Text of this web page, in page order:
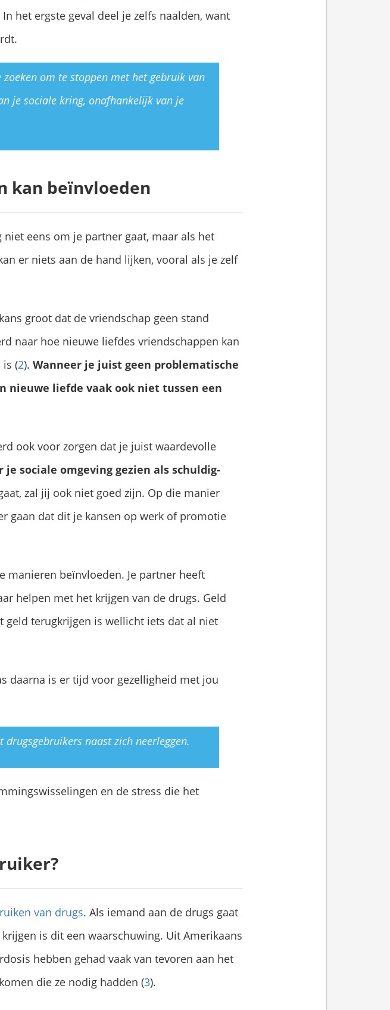
het ergste geval deel je zelfs naalden, want
om te stoppen met het gebruik van
je sociale kring, onafhankelijk van je
kan beïnvloeden
eens om je partner gaat, maar als het
er niets aan de hand lijken, vooral als je zelf
groot dat de vriendschap geen stand
naar hoe nieuwe liefdes vriendschappen kan
is (2). Wanneer je juist geen problematische
nieuwe liefde vaak ook niet tussen een
ook voor zorgen dat je juist waardevolle
sociale omgeving gezien als schuldig-
zal jij ook niet goed zijn. Op die manier
gaan dat dit je kansen op werk of promotie
manieren beïnvloeden. Je partner heeft
helpen met het krijgen van de drugs. Geld
terugkrijgen is wellicht iets dat al niet
daarna is er tijd voor gezelligheid met jou
naast zich neerleggen.
en de stress die het
van drugs. Als iemand aan de drugs gaat
is dit een waarschuwing. Uit Amerikaans
hebben gehad vaak van tevoren aan het
die ze nodig hadden (3).